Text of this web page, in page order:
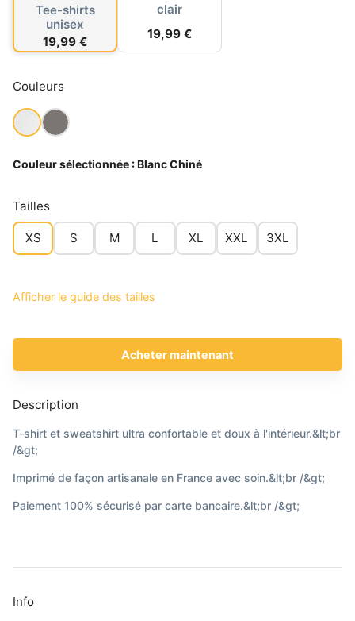
Tee-shirts
unisex
19,99 €
clair
19,99 €
Couleurs
Couleur sélectionnée :Blanc Chiné
Tailles
XS S M L XL XXL 3XL
Afficher le guide des tailles
Acheter maintenant
Description
T-shirt et sweatshirt ultra confortable et doux à l'intérieur.&lt;br
/&gt;
Imprimé de façon artisanale en France avec soin.&lt;br /&gt;
Paiement 100% sécurisé par carte bancaire.&lt;br /&gt;
Info